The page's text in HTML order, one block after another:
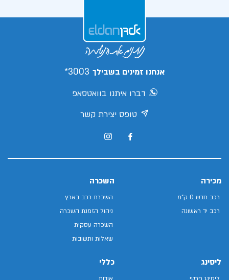
אנחנו זמינים בשבילך 3003*
דברו איתנו בוואטסאפ
טופס יצירת קשר
מכירה
רכב חדש 0 ק"מ
רכב יד ראשונה
השכרה
השכרת רכב בארץ
ניהול הזמנת השכרה
השכרה עסקית
שאלות ותשובות
ליסינג
ליסינג פרטי
כללי
אודות